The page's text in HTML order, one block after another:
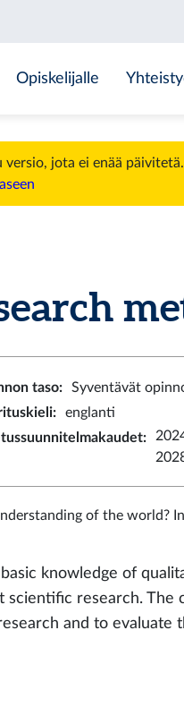
Opiskelijalle
jota ei enää päivitetä.
taso:
Syventävät
:
englanti
:
of the world?
knowledge of
research. The
and to evaluate